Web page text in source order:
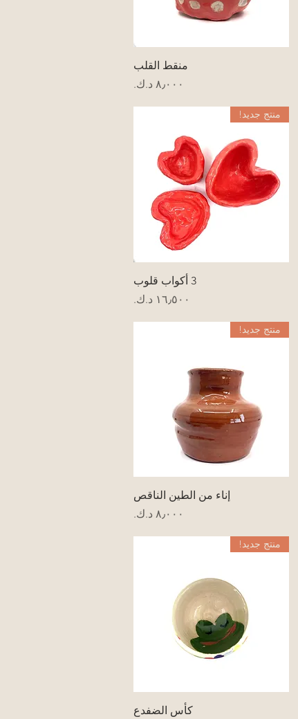
العرض السريعمنقط القلب
السعر
العرض السريع
منتج جديد!
3 أكواب قلوب
السعر
العرض السريع
منتج جديد!
إناء من الطين الناقص
السعر
العرض السريع
منتج جديد!
كأس الضفدع